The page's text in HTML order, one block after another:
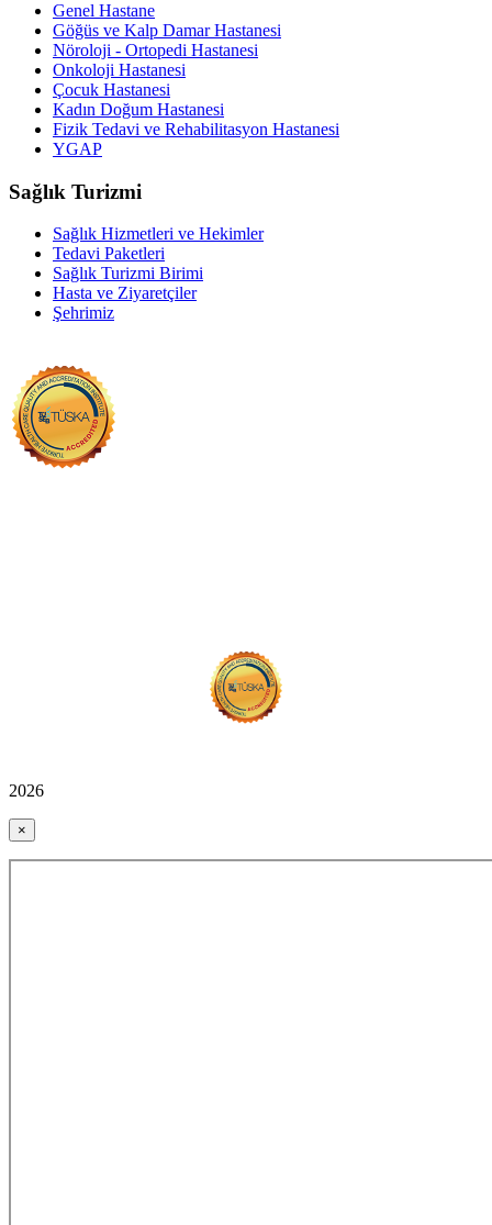
Genel Hastane
Göğüs ve Kalp Damar Hastanesi
Nöroloji - Ortopedi Hastanesi
Onkoloji Hastanesi
Çocuk Hastanesi
Kadın Doğum Hastanesi
Fizik Tedavi ve Rehabilitasyon Hastanesi
YGAP
Sağlık Turizmi
Sağlık Hizmetleri ve Hekimler
Tedavi Paketleri
Sağlık Turizmi Birimi
Hasta ve Ziyaretçiler
Şehrimiz
2026
×